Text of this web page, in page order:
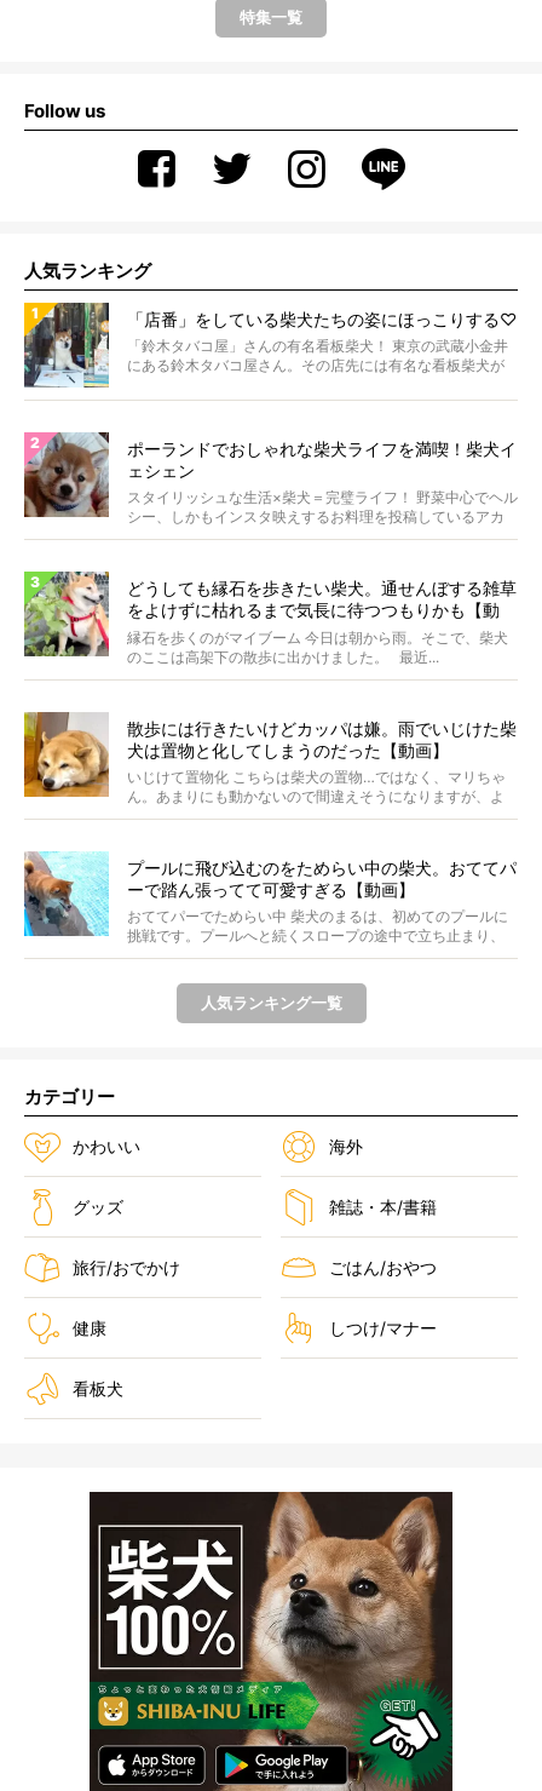
特集一覧
Follow us
人気ランキング
「店番」をしている柴犬たちの姿にほっこりする♡
「鈴木タバコ屋」さんの有名看板柴犬！ 東京の武蔵小金井
にある鈴木タバコ屋さん。その店先には有名な看板柴犬が
ポーランドでおしゃれな柴犬ライフを満喫！柴犬イ
ェシェン
スタイリッシュな生活×柴犬＝完璧ライフ！ 野菜中心でヘル
シー、しかもインスタ映えするお料理を投稿しているアカ
ウ...
どうしても縁石を歩きたい柴犬。通せんぼする雑草
をよけずに枯れるまで気長に待つつもりかも【動
画】
縁石を歩くのがマイブーム 今日は朝から雨。そこで、柴犬
のここは高架下の散歩に出かけました。 最近...
散歩には行きたいけどカッパは嫌。雨でいじけた柴
犬は置物と化してしまうのだった【動画】
いじけて置物化 こちらは柴犬の置物…ではなく、マリちゃ
ん。あまりにも動かないので間違えそうになりますが、よ
く見...
プールに飛び込むのをためらい中の柴犬。おててパ
ーで踏ん張ってて可愛すぎる【動画】
おててパーでためらい中 柴犬のまるは、初めてのプールに
挑戦です。プールへと続くスロープの途中で立ち止まり、
前足...
人気ランキング一覧
カテゴリー
かわいい 海外
グッズ 雑誌・本/書籍
旅行/おでかけ ごはん/おやつ
健康 しつけ/マナー
看板犬